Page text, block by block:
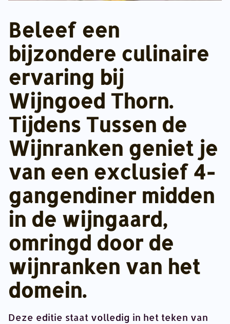
Beleef een
bijzondere culinaire
ervaring bij
Wijngoed Thorn.
Tijdens Tussen de
Wijnranken geniet je
van een exclusief 4-
gangendiner midden
in de wijngaard,
omringd door de
wijnranken van het
domein.
Deze editie staat volledig in het teken van